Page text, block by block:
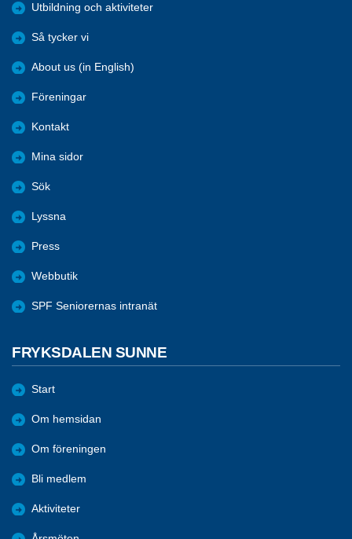
Utbildning och aktiviteter
Så tycker vi
About us (in English)
Föreningar
Kontakt
Mina sidor
Sök
Lyssna
Press
Webbutik
SPF Seniorernas intranät
FRYKSDALEN SUNNE
Start
Om hemsidan
Om föreningen
Bli medlem
Aktiviteter